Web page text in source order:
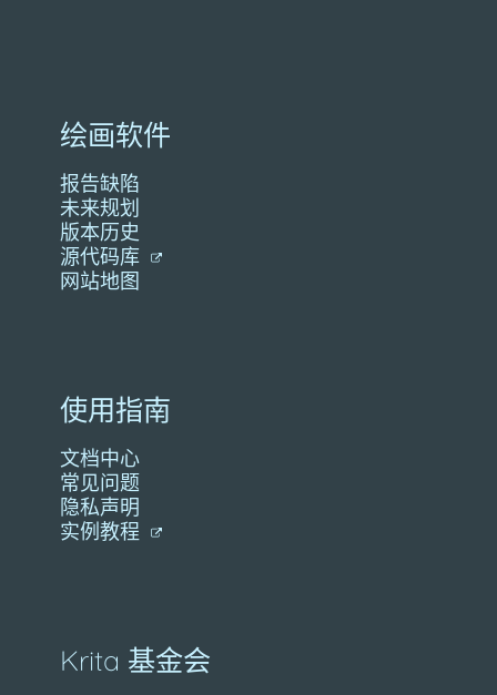
绘画软件
报告缺陷
未来规划
版本历史
源代码库
网站地图
使用指南
文档中心
常见问题
隐私声明
实例教程
Krita 基金会